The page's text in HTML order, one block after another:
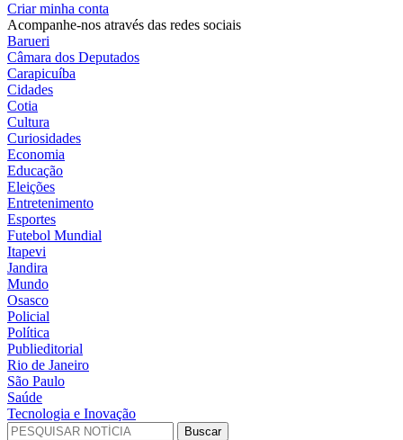
Criar minha conta
Acompanhe-nos através das redes sociais
Barueri
Câmara dos Deputados
Carapicuíba
Cidades
Cotia
Cultura
Curiosidades
Economia
Educação
Eleições
Entretenimento
Esportes
Futebol Mundial
Itapevi
Jandira
Mundo
Osasco
Policial
Política
Publieditorial
Rio de Janeiro
São Paulo
Saúde
Tecnologia e Inovação